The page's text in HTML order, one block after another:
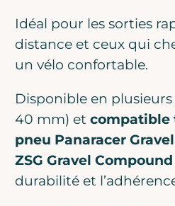
Idéal pour les sorties
distance et ceux qui
un vélo confortable.
Disponible en plusieurs
40 mm) etcompatible
pneu Panaracer
ZSG Gravel Compound
durabilité et